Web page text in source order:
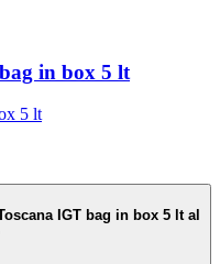
in box 5 lt
5 lt
IGT bag in box 5 lt al